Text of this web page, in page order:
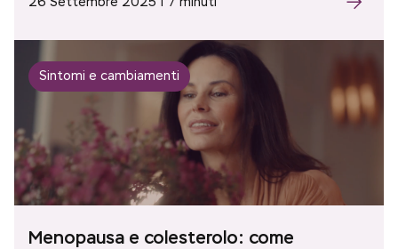
26 Settembre 2025 | 7 minuti
Sintomi e cambiamenti
Menopausa e colesterolo: come